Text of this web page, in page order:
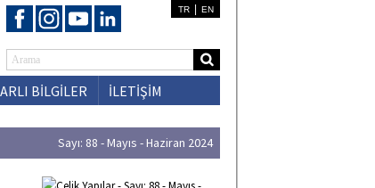
TR EN
BİLGİLER İLETİŞİM
Sayı: 88 - Mayıs - Haziran 2024